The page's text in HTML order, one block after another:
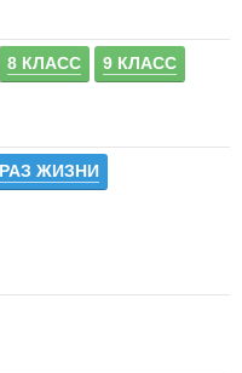
8 КЛАСС 9 КЛАСС
ЖИЗНИ